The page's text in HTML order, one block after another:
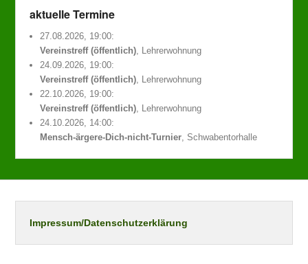
aktuelle Termine
27.08.2026, 19:00:
Vereinstreff (öffentlich) , Lehrerwohnung
24.09.2026, 19:00:
Vereinstreff (öffentlich) , Lehrerwohnung
22.10.2026, 19:00:
Vereinstreff (öffentlich) , Lehrerwohnung
24.10.2026, 14:00:
Mensch-ärgere-Dich-nicht-Turnier , Schwabentorhalle
Impressum/Datenschutzerklärung